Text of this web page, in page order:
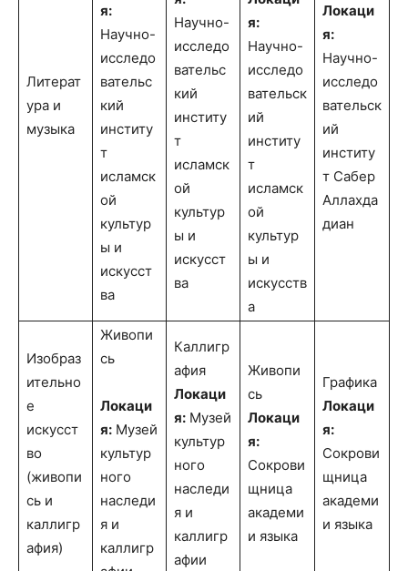
Литерат
ура и
музыка
я:
Научно-
исследо
вательс
кий
институ
т
исламск
ой
культур
ы и
искусст
ва
Научно-
исследо
вательс
кий
институ
т
исламск
ой
культур
ы и
искусст
ва
я:
Научно-
исследо
вательск
ий
институ
т
исламск
ой
культур
ы и
искусств
а
Локаци
я:
Научно-
исследо
вательск
ий
институ
т Сабер
Аллахда
диан
Изобраз
ительно
е
искусст
во
(живопи
сь и
каллигр
афия)
Живопи
сь
Локаци
я: Музей
культур
ного
наследи
я и
каллигр
Каллигр
афия
Локаци
я: Музей
культур
ного
наследи
я и
каллигр
афии
Живопи
сь
Локаци
я:
Сокрови
щница
академи
и языка
Графика
Локаци
я:
Сокрови
щница
академи
и языка